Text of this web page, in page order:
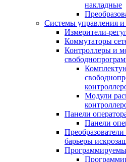
накладные
Системы управления
Измерители-
Коммутаторы
Контроллеры и
Модули
Панели
Панели
Преобразователи
барьеры